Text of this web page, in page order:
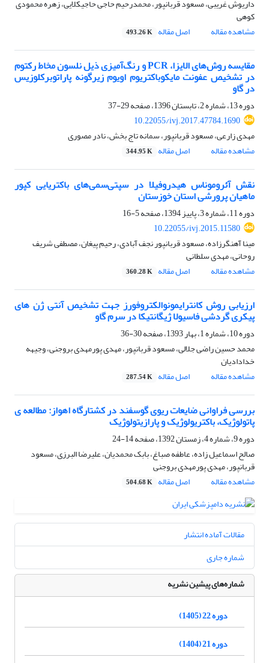
داریوش غریبی، مسعود قربانپور، محمدرحیم حاجی حاجیکلایی، زهره محمودی
کوهی
مشاهده مقاله
اصل مقاله 493.26 K
مقایسه روش‌های الایزا، PCR و رنگ‌آمیزی ذیل نلسون مخاط رکتوم
در تشخیص عفونت مایکوباکتریوم اویوم زیرگونه پاراتوبرکلوزیس
در گاو
دوره 13، شماره 2، تابستان 1396، صفحه
29-37
10.22055/ivj.2017.47784.1690
مهدی زارعی، مسعود قربانپور، سمانه تاج بخش، نادر مصوری
مشاهده مقاله
اصل مقاله 344.95 K
نقش آئروموناس هیدروفیلا در سپتی‌سمی‌های باکتریایی کپور
ماهیان پرورشی استان خوزستان
دوره 11، شماره 3، پاییز 1394، صفحه
5-16
10.22055/ivj.2015.11580
مینا آهنگرزاده، مسعود قربانپور نجف آبادی، رحیم پیغان، مصطفی شریف
روحانی، مهدی سلطانی
مشاهده مقاله
اصل مقاله 360.28 K
ارزیابی روش کانترایمونوالکتروفورز جهت تشخیص آنتی ژن های
پیکری گردشی فاسیولا ژیگانتیکا در سرم گاو
دوره 10، شماره 1، بهار 1393، صفحه
30-36
محمد حسین راضی جلالی، مسعود قربانپور، مهدی پورمهدی بروجنی، وجیهه
خدادادیان
مشاهده مقاله
اصل مقاله 287.54 K
بررسی فراوانی ضایعات ریوی گوسفند در کشتارگاه اهواز: مطالعه ی
پاتولوژیک، باکتریولوژیک و پارازیتولوژیک
دوره 9، شماره 4، زمستان 1392، صفحه
14-24
صالح اسماعیل زاده، عاطفه صباغ، بابک محمدیان، علیرضا البرزی، مسعود
قربانپور، مهدی پورمهدی بروجنی
مشاهده مقاله
اصل مقاله 504.68 K
مقالات آماده انتشار
شماره جاری
شماره‌های پیشین نشریه
دوره 22 (1405)
دوره 21 (1404)